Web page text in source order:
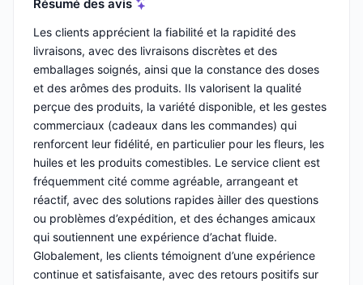
Résumé des avis
Les clients apprécient la fiabilité et la rapidité des
livraisons, avec des livraisons discrètes et des
emballages soignés, ainsi que la constance des doses
et des arômes des produits. Ils valorisent la qualité
perçue des produits, la variété disponible, et les gestes
commerciaux (cadeaux dans les commandes) qui
renforcent leur fidélité, en particulier pour les fleurs, les
huiles et les produits comestibles. Le service client est
fréquemment cité comme agréable, arrangeant et
réactif, avec des solutions rapides àiller des questions
ou problèmes d’expédition, et des échanges amicaux
qui soutiennent une expérience d’achat fluide.
Globalement, les clients témoignent d’une expérience
continue et satisfaisante, avec des retours positifs sur